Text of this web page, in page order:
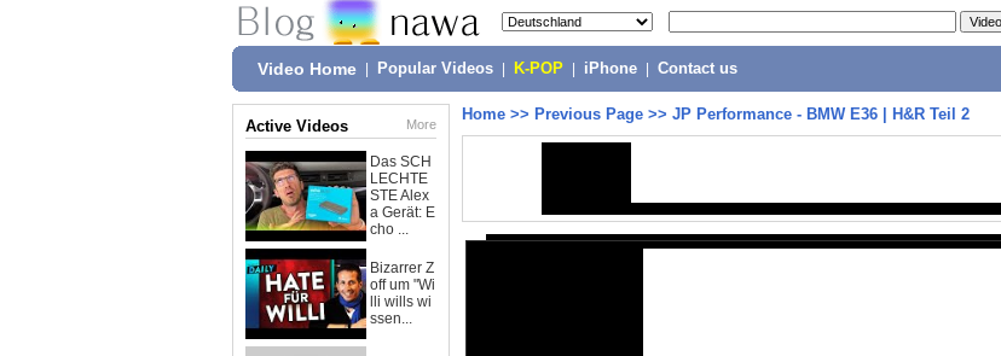
Video Home Popular Videos K-POP iPhone Contact us
Active Videos More
Das SCH
LECHTE
STE Alex
a Gerät: E
cho ...
Bizarrer Z
off um "Wi
lli wills wi
ssen...
Home >> Previous Page >> JP Performance - BMW E36 | H&R Teil 2